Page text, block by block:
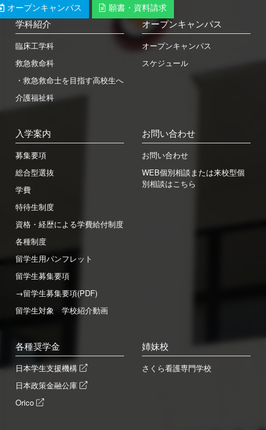
〒329-1321 栃木県さくら市馬場410
TEL: 028-681-1301 / FAX: 028-681-1304
オープンキャンパス 願書・資料請求
オープンキャンパス 願書・資料請求
学科紹介
臨床工学科
救急救命科
・救急救命士を目指す高校生へ
介護福祉科
オープンキャンパス
オープンキャンパス
スケジュール
入学案内
募集要項
総合型選抜
学費
特待生制度
資格・経歴による学費給付制度
各種制度
留学生用パンフレット
留学生募集要項
→留学生募集要項(PDF)
留学生対象 学校紹介動画
お問い合わせ
お問い合わせ
WEB個別相談または来校型個
別相談はこちら
各種奨学金
日本学生支援機構
日本政策金融公庫
Orico
姉妹校
さくら看護専門学校